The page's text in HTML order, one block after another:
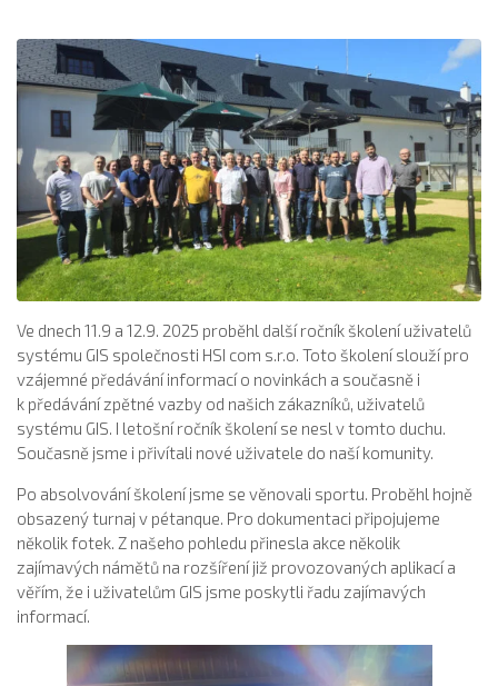
Ve dnech 11.9 a 12.9. 2025 proběhl další ročník školení uživatelů
systému GIS společnosti HSI com s.r.o. Toto školení slouží pro
vzájemné předávání informací o novinkách a současně i
k předávání zpětné vazby od našich zákazníků, uživatelů
systému GIS. I letošní ročník školení se nesl v tomto duchu.
Současně jsme i přivítali nové uživatele do naší komunity.
Po absolvování školení jsme se věnovali sportu. Proběhl hojně
obsazený turnaj v pétanque. Pro dokumentaci připojujeme
několik fotek. Z našeho pohledu přinesla akce několik
zajímavých námětů na rozšíření již provozovaných aplikací a
věřím, že i uživatelům GIS jsme poskytli řadu zajímavých
informací.